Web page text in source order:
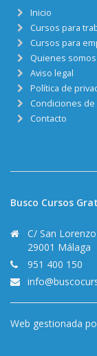
Inicio
Cursos para
Cursos para
Quienes somos
Aviso legal
Política de
Condiciones de
Contacto
Busco Cursos
C/ San
29001 Málaga
951 400 150
Web gestionada